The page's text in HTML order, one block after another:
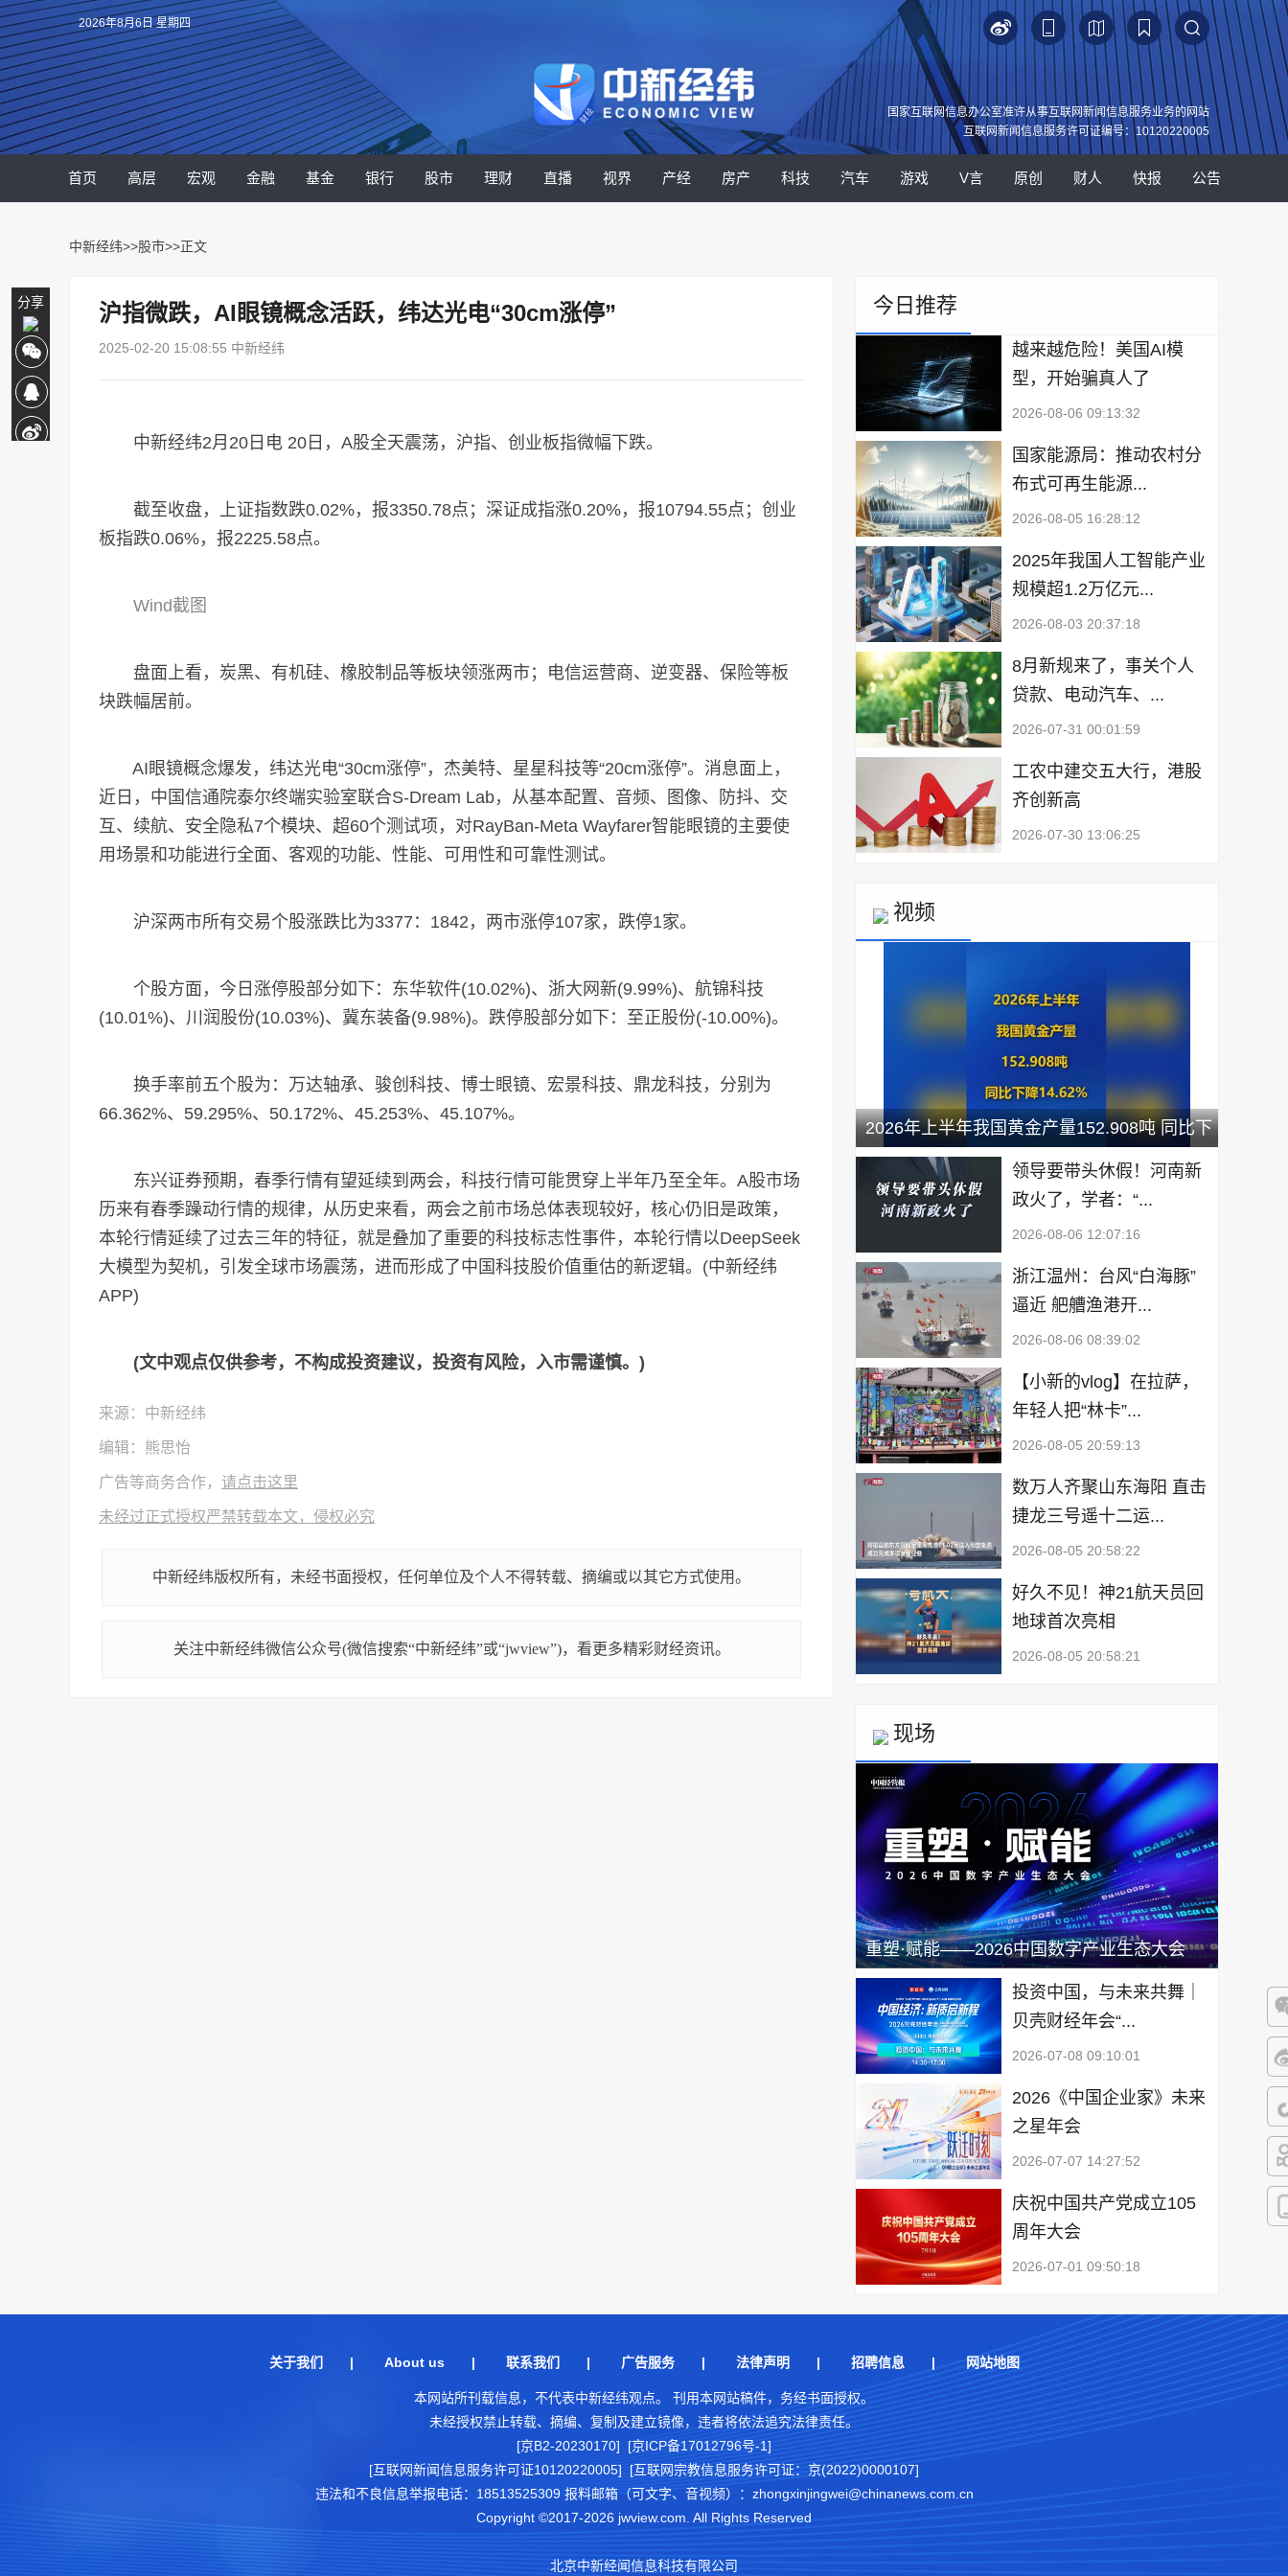
微
微
抖
快
分享
2026年8月6日 星期四
国家互联网信息办公室准许从事互联网新闻信息服务业务的网站
互联网新闻信息服务许可证编号：10120220005
首页 高层 宏观 金融 基金 银行 股市 理财 直播 视界 产经 房产 科技 汽车 游戏 V言 原创 财人 快报 公告
中新经纬>>股市>>正文
沪指微跌，AI眼镜概念活跃，纬达光电“30cm涨停”
2025-02-20 15:08:55 中新经纬
中新经纬2月20日电 20日，A股全天震荡，沪指、创业板指微幅下跌。
截至收盘，上证指数跌0.02%，报3350.78点；深证成指涨0.20%，报10794.55点；创业
板指跌0.06%，报2225.58点。
Wind截图
盘面上看，炭黑、有机硅、橡胶制品等板块领涨两市；电信运营商、逆变器、保险等板
块跌幅居前。
AI眼镜概念爆发，纬达光电“30cm涨停”，杰美特、星星科技等“20cm涨停”。消息面上，
近日，中国信通院泰尔终端实验室联合S-Dream Lab，从基本配置、音频、图像、防抖、交
互、续航、安全隐私7个模块、超60个测试项，对RayBan-Meta Wayfarer智能眼镜的主要使
用场景和功能进行全面、客观的功能、性能、可用性和可靠性测试。
沪深两市所有交易个股涨跌比为3377：1842，两市涨停107家，跌停1家。
个股方面，今日涨停股部分如下：东华软件(10.02%)、浙大网新(9.99%)、航锦科技
(10.01%)、川润股份(10.03%)、冀东装备(9.98%)。跌停股部分如下：至正股份(-10.00%)。
换手率前五个股为：万达轴承、骏创科技、博士眼镜、宏景科技、鼎龙科技，分别为
66.362%、59.295%、50.172%、45.253%、45.107%。
东兴证券预期，春季行情有望延续到两会，科技行情可能贯穿上半年乃至全年。A股市场
历来有春季躁动行情的规律，从历史来看，两会之前市场总体表现较好，核心仍旧是政策，
本轮行情延续了过去三年的特征，就是叠加了重要的科技标志性事件，本轮行情以DeepSeek
大模型为契机，引发全球市场震荡，进而形成了中国科技股价值重估的新逻辑。(中新经纬
APP)
(文中观点仅供参考，不构成投资建议，投资有风险，入市需谨慎。)
来源：中新经纬
编辑：熊思怡
广告等商务合作， 请点击这里
未经过正式授权严禁转载本文，侵权必究
中新经纬版权所有，未经书面授权，任何单位及个人不得转载、摘编或以其它方式使用。
关注中新经纬微信公众号(微信搜索“中新经纬”或“jwview”)，看更多精彩财经资讯。
今日推荐
越来越危险！美国AI模
型，开始骗真人了
2026-08-06 09:13:32
国家能源局：推动农村分
布式可再生能源...
2026-08-05 16:28:12
2025年我国人工智能产业
规模超1.2万亿元...
2026-08-03 20:37:18
8月新规来了，事关个人
贷款、电动汽车、...
2026-07-31 00:01:59
工农中建交五大行，港股
齐创新高
2026-07-30 13:06:25
视频
2026年上半年我国黄金产量152.908吨 同比下
降14.62%
领导要带头休假！河南新
政火了，学者：“...
2026-08-06 12:07:16
浙江温州：台风“白海豚”
逼近 舥艚渔港开...
2026-08-06 08:39:02
【小新的vlog】在拉萨，
年轻人把“林卡”...
2026-08-05 20:59:13
数万人齐聚山东海阳 直击
捷龙三号遥十二运...
2026-08-05 20:58:22
好久不见！神21航天员回
地球首次亮相
2026-08-05 20:58:21
现场
重塑·赋能——2026中国数字产业生态大会
投资中国，与未来共舞｜
贝壳财经年会“...
2026-07-08 09:10:01
2026《中国企业家》未来
之星年会
2026-07-07 14:27:52
庆祝中国共产党成立105
周年大会
2026-07-01 09:50:18
关于我们 | About us| 联系我们 | 广告服务| 法律声明 | 招聘信息 | 网站地图
本网站所刊载信息，不代表中新经纬观点。 刊用本网站稿件，务经书面授权。
未经授权禁止转载、摘编、复制及建立镜像，违者将依法追究法律责任。
[京B2-20230170] [京ICP备17012796号-1]
[互联网新闻信息服务许可证10120220005]
[互联网宗教信息服务许可证：京(2022)0000107]
违法和不良信息举报电话：18513525309 报料邮箱（可文字、音视频）：zhongxinjingwei@chinanews.com.cn
Copyright ©2017-2026 jwview.com. All Rights Reserved
北京中新经闻信息科技有限公司